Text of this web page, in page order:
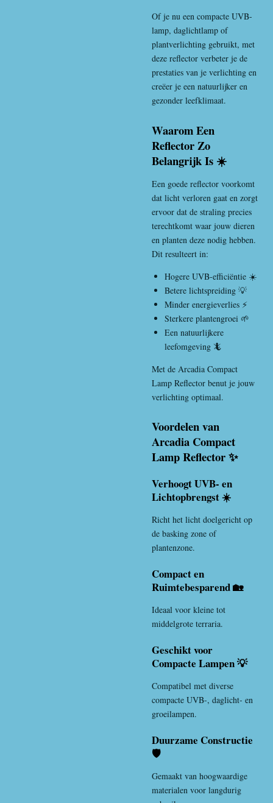
Of je nu een compacte UVB-
lamp, daglichtlamp of
plantverlichting gebruikt, met
deze reflector verbeter je de
prestaties van je verlichting en
creëer je een natuurlijker en
gezonder leefklimaat.
Waarom Een
Reflector Zo
Belangrijk Is ☀️
Een goede reflector voorkomt
dat licht verloren gaat en zorgt
ervoor dat de straling precies
terechtkomt waar jouw dieren
en planten deze nodig hebben.
Dit resulteert in:
Hogere UVB-efficiëntie ☀️
Betere lichtspreiding 💡
Minder energieverlies ⚡
Sterkere plantengroei 🌱
Een natuurlijkere
leefomgeving 🦎
Met de Arcadia Compact
Lamp Reflector benut je jouw
verlichting optimaal.
Voordelen van
Arcadia Compact
Lamp Reflector ✨
Verhoogt UVB- en
Lichtopbrengst ☀️
Richt het licht doelgericht op
de basking zone of
plantenzone.
Compact en
Ruimtebesparend 🏡
Ideaal voor kleine tot
middelgrote terraria.
Geschikt voor
Compacte Lampen 💡
Compatibel met diverse
compacte UVB-, daglicht- en
groeilampen.
Duurzame Constructie
🛡️
Gemaakt van hoogwaardige
materialen voor langdurig